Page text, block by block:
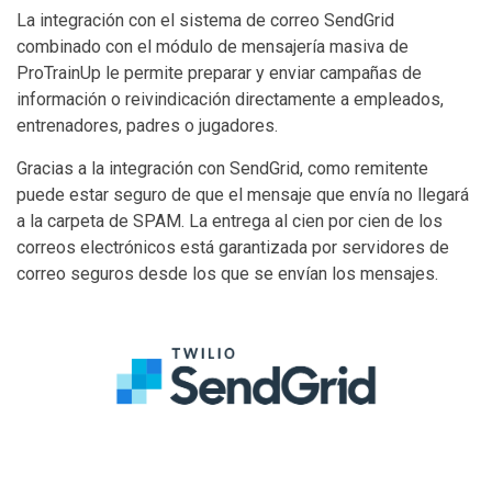
La integración con el sistema de correo SendGrid
combinado con el módulo de mensajería masiva de
ProTrainUp le permite preparar y enviar campañas de
información o reivindicación directamente a empleados,
entrenadores, padres o jugadores.
Gracias a la integración con SendGrid, como remitente
puede estar seguro de que el mensaje que envía no llegará
a la carpeta de SPAM. La entrega al cien por cien de los
correos electrónicos está garantizada por servidores de
correo seguros desde los que se envían los mensajes.